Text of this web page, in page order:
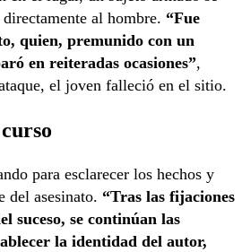
al hombre. “Fue
quien, premunido con un
en reiteradas ocasiones”,
el joven falleció en el sitio.
para esclarecer los hechos y
del asesinato. “Tras las fijaciones
suceso, se continúan las
la identidad del autor,